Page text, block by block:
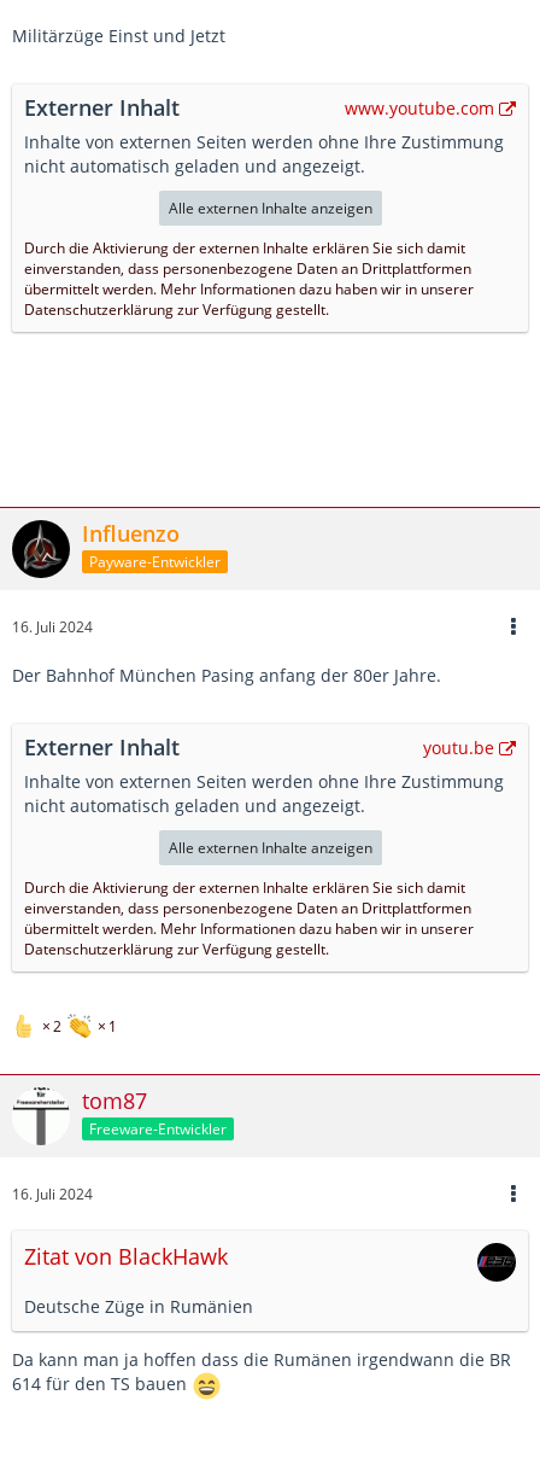
Militärzüge Einst und Jetzt
Externer Inhalt
www.youtube.com
Inhalte von externen Seiten werden ohne Ihre Zustimmung
nicht automatisch geladen und angezeigt.
Alle externen Inhalte anzeigen
Durch die Aktivierung der externen Inhalte erklären Sie sich damit
einverstanden, dass personenbezogene Daten an Drittplattformen
übermittelt werden. Mehr Informationen dazu haben wir in unserer
Datenschutzerklärung zur Verfügung gestellt.
Influenzo
Payware-Entwickler
16. Juli 2024
Der Bahnhof München Pasing anfang der 80er Jahre.
Externer Inhalt
youtu.be
Inhalte von externen Seiten werden ohne Ihre Zustimmung
nicht automatisch geladen und angezeigt.
Alle externen Inhalte anzeigen
Durch die Aktivierung der externen Inhalte erklären Sie sich damit
einverstanden, dass personenbezogene Daten an Drittplattformen
übermittelt werden. Mehr Informationen dazu haben wir in unserer
Datenschutzerklärung zur Verfügung gestellt.
2 1
tom87
Freeware-Entwickler
16. Juli 2024
Zitat von BlackHawk
Deutsche Züge in Rumänien
Da kann man ja hoffen dass die Rumänen irgendwann die BR
614 für den TS bauen